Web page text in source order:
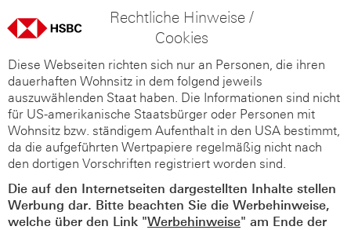
Rechtliche Hinweise /
Cookies
Diese Webseiten richten sich nur an Personen, die ihren
dauerhaften Wohnsitz in dem folgend jeweils
auszuwählenden Staat haben. Die Informationen sind nicht
für US-amerikanische Staatsbürger oder Personen mit
Wohnsitz bzw. ständigem Aufenthalt in den USA bestimmt,
da die aufgeführten Wertpapiere regelmäßig nicht nach
den dortigen Vorschriften registriert worden sind.
Die auf den Internetseiten dargestellten Inhalte stellen
Werbung dar. Bitte beachten Sie die Werbehinweise,
welche über den Link "Werbehinweise" am Ende der